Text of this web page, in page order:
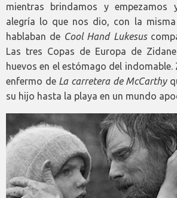
mientras brindamos y
alegría lo que nos dio, con la
hablaban de Cool Hand Lukesus
Las tres Copas de Europa de
huevos en el estómago del indomable.
enfermo de La carretera de McCarthy
su hijo hasta la playa en un mundo